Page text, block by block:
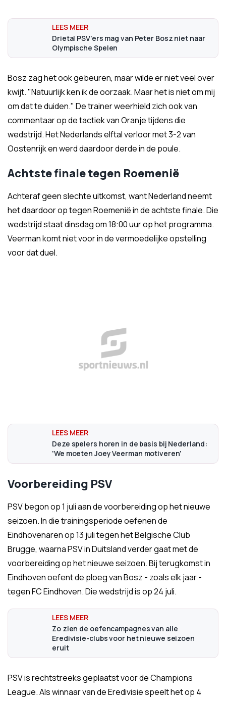
Drietal PSV'ers mag van Peter Bosz niet naar
Olympische Spelen
Bosz zag het ook gebeuren, maar wilde er niet veel over
kwijt. "Natuurlijk ken ik de oorzaak. Maar het is niet om mij
om dat te duiden." De trainer weerhield zich ook van
commentaar op de tactiek van Oranje tijdens die
wedstrijd. Het Nederlands elftal verloor met 3-2 van
Oostenrijk en werd daardoor derde in de poule.
Achtste finale tegen Roemenië
Achteraf geen slechte uitkomst, want Nederland neemt
het daardoor op tegen Roemenië in de achtste finale. Die
wedstrijd staat dinsdag om 18:00 uur op het programma.
Veerman komt niet voor in de vermoedelijke opstelling
voor dat duel.
Deze spelers horen in de basis bij Nederland:
'We moeten Joey Veerman motiveren'
Voorbereiding PSV
PSV begon op 1 juli aan de voorbereiding op het nieuwe
seizoen. In die trainingsperiode oefenen de
Eindhovenaren op 13 juli tegen het Belgische Club
Brugge, waarna PSV in Duitsland verder gaat met de
voorbereiding op het nieuwe seizoen. Bij terugkomst in
Eindhoven oefent de ploeg van Bosz - zoals elk jaar -
tegen FC Eindhoven. Die wedstrijd is op 24 juli.
Zo zien de oefencampagnes van alle
Eredivisie-clubs voor het nieuwe seizoen
eruit
PSV is rechtstreeks geplaatst voor de Champions
League. Als winnaar van de Eredivisie speelt het op 4